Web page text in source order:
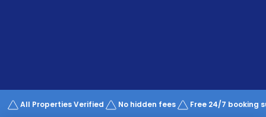
Works
All Properties Verified No hidden fees Free 24/7 booking